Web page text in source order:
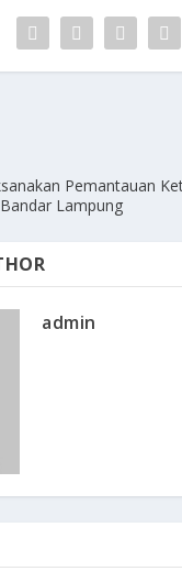
Pemantauan
Lampung
admin